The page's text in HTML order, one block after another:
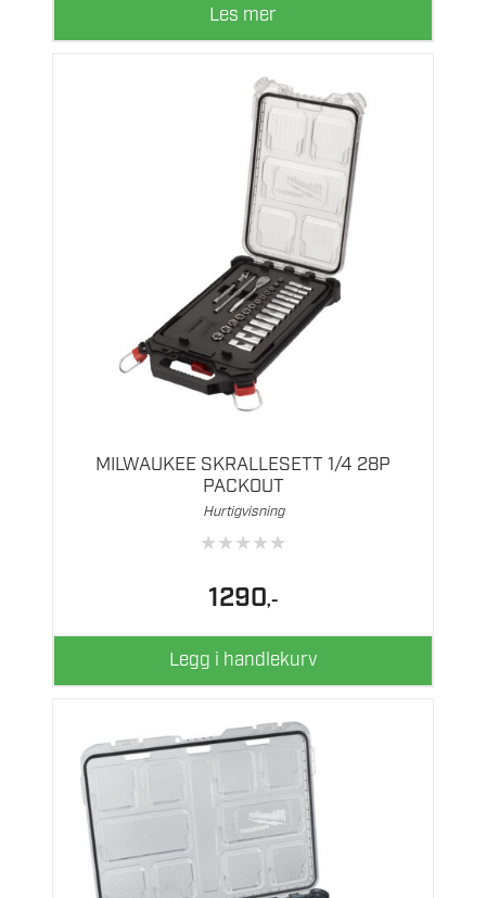
Les mer
MILWAUKEE SKRALLESETT 1/4 28P
PACKOUT
Hurtigvisning
★★★★★
1290,-
Legg i handlekurv